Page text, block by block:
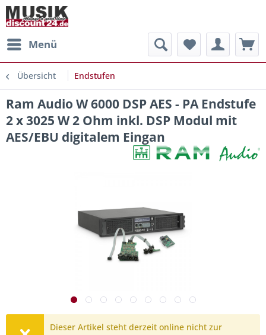
Menü
Übersicht Endstufen
Ram Audio W 6000 DSP AES - PA Endstufe
2 x 3025 W 2 Ohm inkl. DSP Modul mit
AES/EBU digitalem Eingan
Dieser Artikel steht derzeit online nicht zur